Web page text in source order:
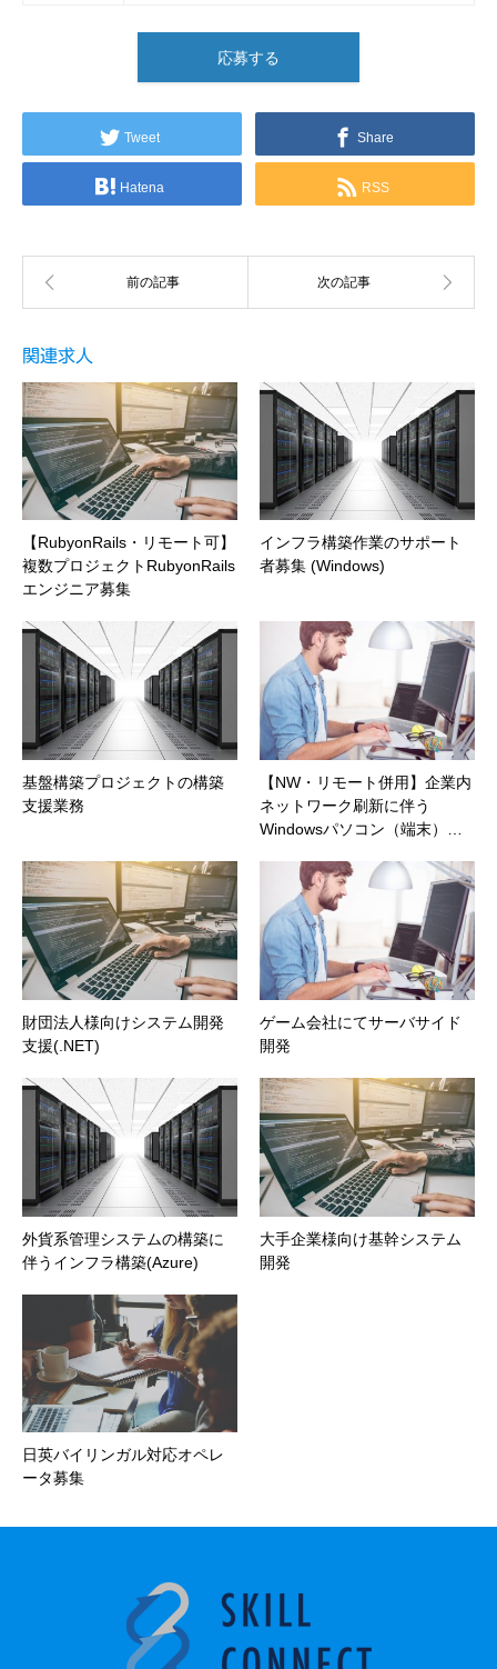
応募する
Tweet Share
Hatena RSS
関連求人
【RubyonRails・リモート可】
複数プロジェクトRubyonRails
エンジニア募集
インフラ構築作業のサポート
者募集 (Windows)
基盤構築プロジェクトの構築
支援業務
【NW・リモート併用】企業内
ネットワーク刷新に伴う
Windowsパソコン（端末）…
財団法人様向けシステム開発
支援(.NET)
ゲーム会社にてサーバサイド
開発
外貨系管理システムの構築に
伴うインフラ構築(Azure)
大手企業様向け基幹システム
開発
日英バイリンガル対応オペレ
ータ募集